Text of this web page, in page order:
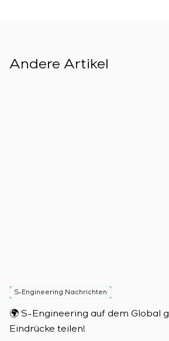
Andere Artikel
S-Engineering Nachrichten
🌍 S-Engineering auf dem Global
Eindrücke teilen!